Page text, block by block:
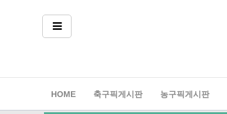
HOME 축구픽게시판 농구픽게시판